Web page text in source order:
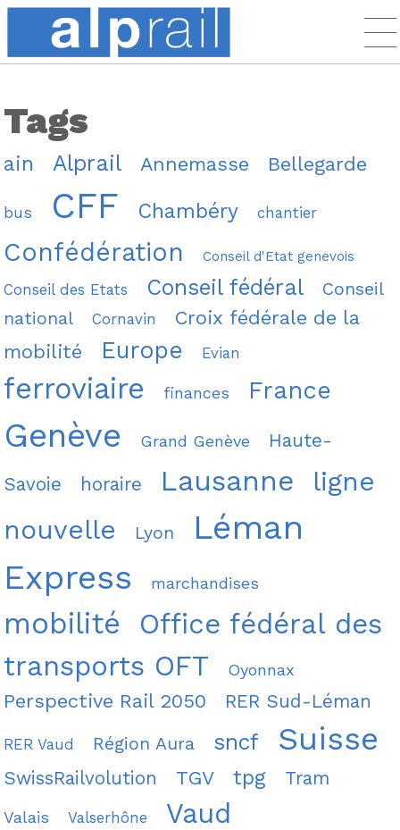
Tags
ain Alprail Annemasse Bellegarde
bus CFF Chambéry chantier
Confédération Conseil d'Etat genevois
Conseil des Etats Conseil fédéral
Conseil
national
Cornavin
Croix fédérale de la
mobilité
Europe Evian
ferroviaire finances France
Genève Grand Genève Haute-
Savoie horaire Lausanne
ligne
nouvelle
Lyon
Léman
Express
marchandises
mobilité
Office fédéral des
transports OFT
Oyonnax
Perspective Rail 2050 RER Sud-Léman
RER Vaud Région Aura sncf Suisse
SwissRailvolution TGV tpg Tram
Valais Valserhône Vaud